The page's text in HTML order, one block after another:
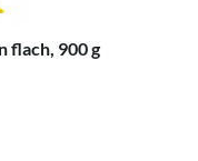
flach, 900 g